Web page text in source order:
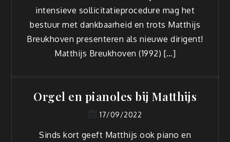
intensieve sollicitatieprocedure mag het
bestuur met dankbaarheid en trots Matthijs
Breukhoven presenteren als nieuwe dirigent!
Matthijs Breukhoven (1992) […]
Orgel en pianoles bij Matthijs
17/09/2022
Sinds kort geeft Matthijs ook piano en